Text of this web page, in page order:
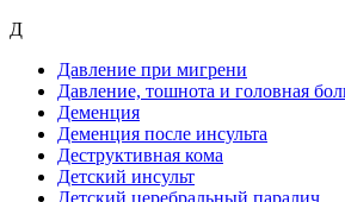
Д
Давление при мигрени
Давление, тошнота и головная
Деменция
Деменция после инсульта
Деструктивная кома
Детский инсульт
Детский церебральный паралич